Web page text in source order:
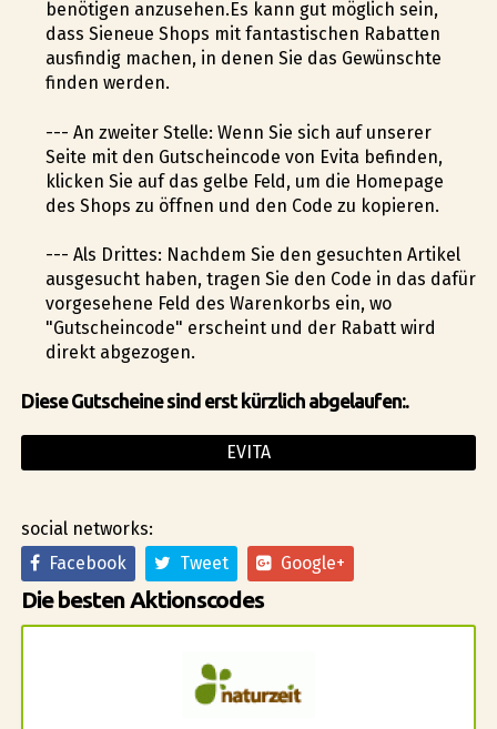
benötigen anzusehen.Es kann gut möglich sein,
dass Sieneue Shops mit fantastischen Rabatten
ausfindig machen, in denen Sie das Gewünschte
finden werden.
--- An zweiter Stelle: Wenn Sie sich auf unserer
Seite mit den Gutscheincode von Evita befinden,
klicken Sie auf das gelbe Feld, um die Homepage
des Shops zu öffnen und den Code zu kopieren.
--- Als Drittes: Nachdem Sie den gesuchten Artikel
ausgesucht haben, tragen Sie den Code in das dafür
vorgesehene Feld des Warenkorbs ein, wo
"Gutscheincode" erscheint und der Rabatt wird
direkt abgezogen.
Diese Gutscheine sind erst kürzlich abgelaufen:.
EVITA
social networks:
Facebook
Tweet Google+
Die besten Aktionscodes